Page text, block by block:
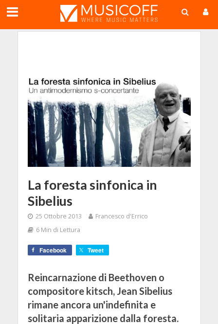
La foresta sinfonica in
Sibelius
25 Ottobre 2013
Francesco d'Errico
6 Min di Lettura
Facebook Tweet
Reincarnazione di Beethoven o
compositore kitsch, Jean Sibelius
rimane ancora un'indefinita e
solitaria apparizione dalla foresta.